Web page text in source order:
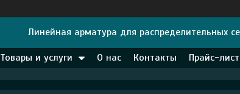
Линейная арматура для распределительных
Товары и услуги О нас Контакты Прайс-лист